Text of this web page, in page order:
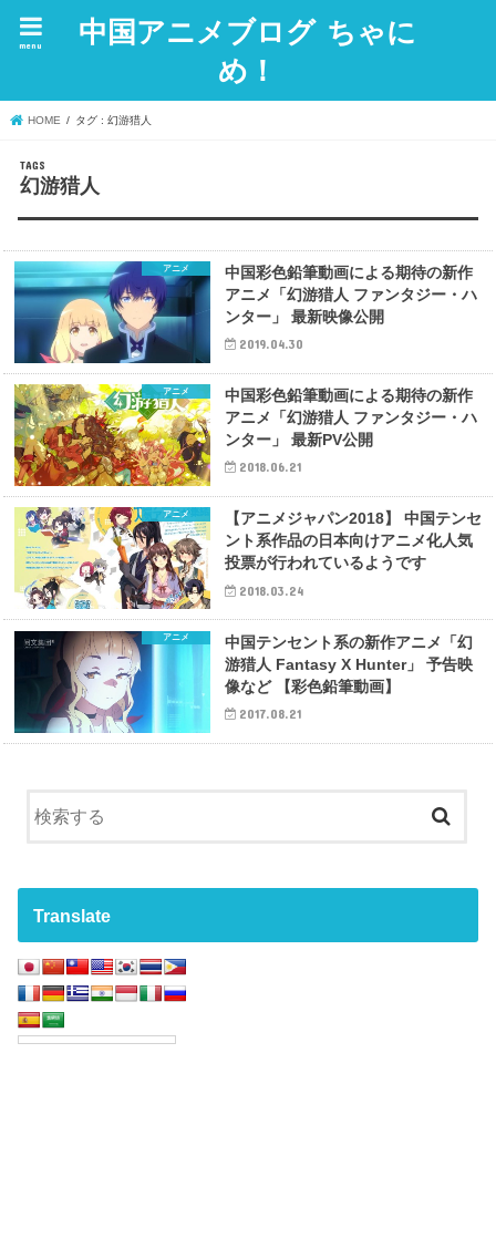
中国アニメブログ ちゃに
め！
menu
HOME タグ : 幻游猎人
幻游猎人
アニメ
中国彩色鉛筆動画による期待の新作
アニメ「幻游猎人 ファンタジー・ハ
ンター」 最新映像公開
2019.04.30
アニメ
中国彩色鉛筆動画による期待の新作
アニメ「幻游猎人 ファンタジー・ハ
ンター」 最新PV公開
2018.06.21
アニメ
【アニメジャパン2018】 中国テンセ
ント系作品の日本向けアニメ化人気
投票が行われているようです
2018.03.24
アニメ
中国テンセント系の新作アニメ「幻
游猎人 Fantasy X Hunter」 予告映
像など 【彩色鉛筆動画】
2017.08.21
Translate